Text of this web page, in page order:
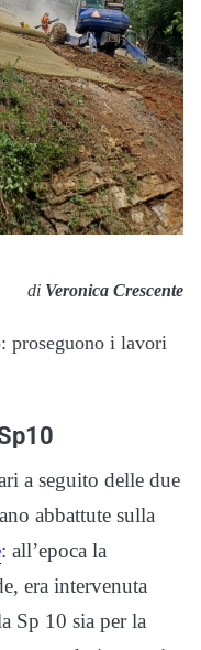
di Veronica Crescente
proseguono i lavori
a seguito delle due
abbattute sulla
: all’epoca la
era intervenuta
Sp 10 sia per la